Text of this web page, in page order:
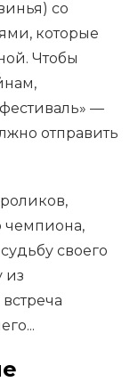
со
которые
Чтобы
—
отправить
чемпиона,
своего
из